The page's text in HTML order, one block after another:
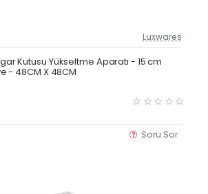
Güncel Fiyat
Yeni Ürün
Luxwares
Kutusu Yükseltme Aparatı - 15 cm
- 48CM X 48CM
Soru Sor